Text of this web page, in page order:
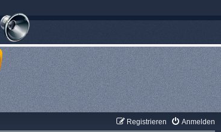
Anmelden
Registrieren